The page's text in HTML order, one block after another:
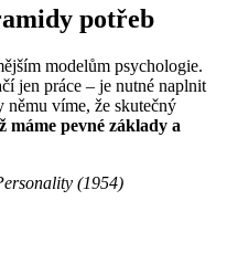
potřeb
modelům psychologie.
jen práce – je nutné naplnit
víme, že skutečný
máme pevné základy a
(1954)